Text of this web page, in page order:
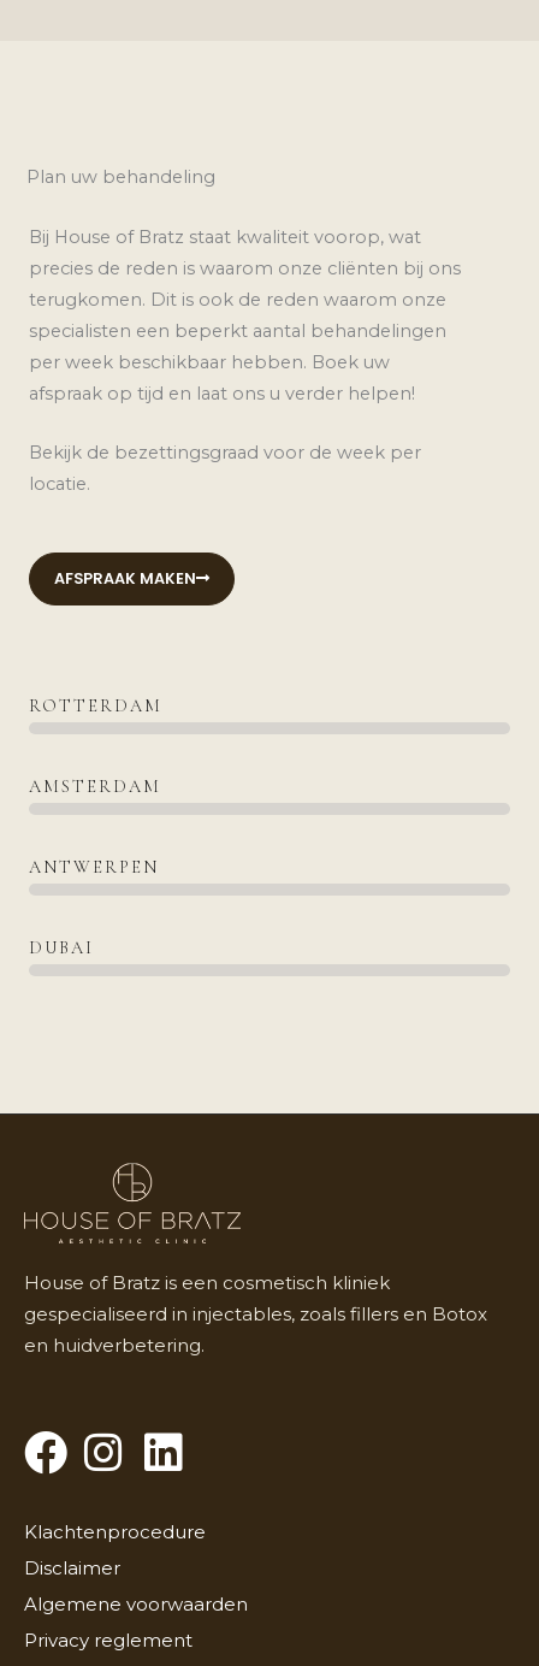
Plan uw behandeling
Bij House of Bratz staat kwaliteit voorop, wat
precies de reden is waarom onze cliënten bij ons
terugkomen. Dit is ook de reden waarom onze
specialisten een beperkt aantal behandelingen
per week beschikbaar hebben. Boek uw
afspraak op tijd en laat ons u verder helpen!
Bekijk de bezettingsgraad voor de week per
locatie.
AFSPRAAK MAKEN
ROTTERDAM
AMSTERDAM
ANTWERPEN
DUBAI
House of Bratz is een cosmetisch kliniek
gespecialiseerd in injectables, zoals fillers en Botox
en huidverbetering.
Klachtenprocedure
Disclaimer
Algemene voorwaarden
Privacy reglement